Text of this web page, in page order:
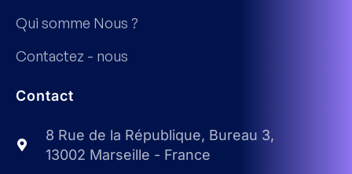
Qui somme Nous ?
Contactez - nous
Contact
8 Rue de la République, Bureau 3,
13002 Marseille - France